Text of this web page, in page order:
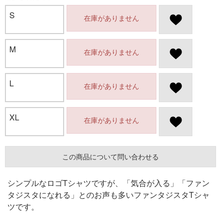
S 在庫がありません
M 在庫がありません
L 在庫がありません
XL 在庫がありません
この商品について問い合わせる
シンプルなロゴTシャツですが、「気合が入る」「ファン
タジスタになれる」とのお声も多いファンタジスタTシャ
ツです。